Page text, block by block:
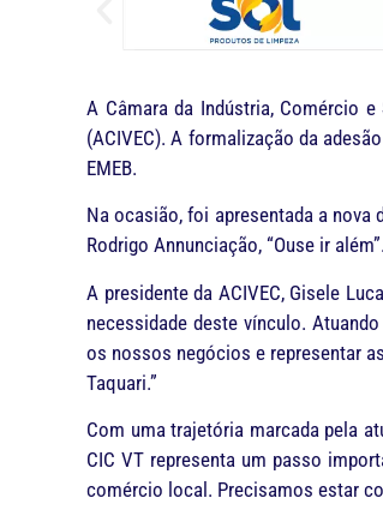
A Câmara da Indústria, Comércio
(ACIVEC). A formalização da
EMEB.
Na ocasião, foi apresentada a nova
Rodrigo Annunciação, “Ouse ir além”.
A presidente da ACIVEC, Gisele
necessidade deste vínculo.
os nossos negócios e representar
Taquari.”
Com uma trajetória marcada pela
CIC VT representa um passo
comércio local. Precisamos estar